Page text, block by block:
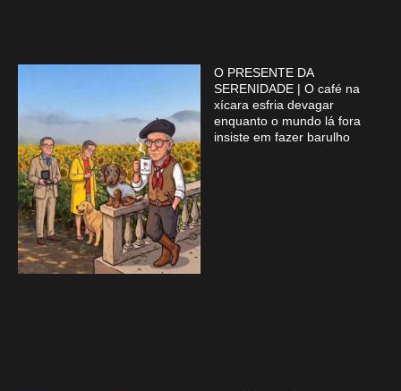
O PRESENTE DA
SERENIDADE | O café na
xícara esfria devagar
enquanto o mundo lá fora
insiste em fazer barulho